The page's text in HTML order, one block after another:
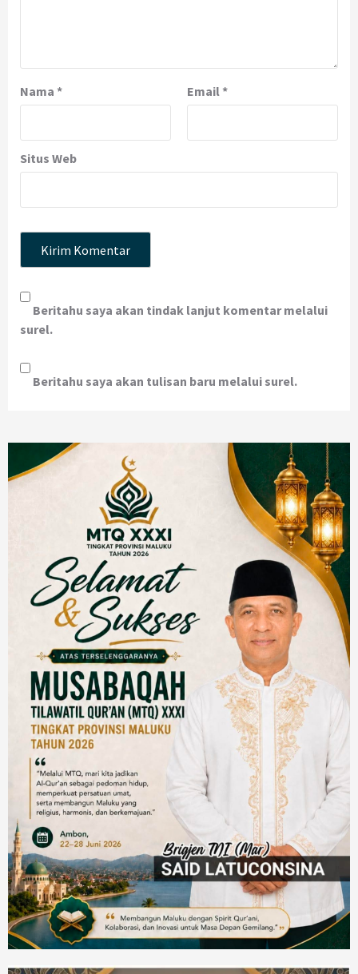
Nama * Email*
Situs Web
Beritahu saya akan tindak lanjut komentar melalui
surel.
Beritahu saya akan tulisan baru melalui surel.